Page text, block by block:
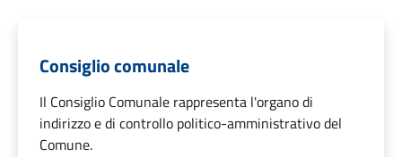
Consiglio comunale
Il Consiglio Comunale rappresenta l'organo di
indirizzo e di controllo politico-amministrativo del
Comune.